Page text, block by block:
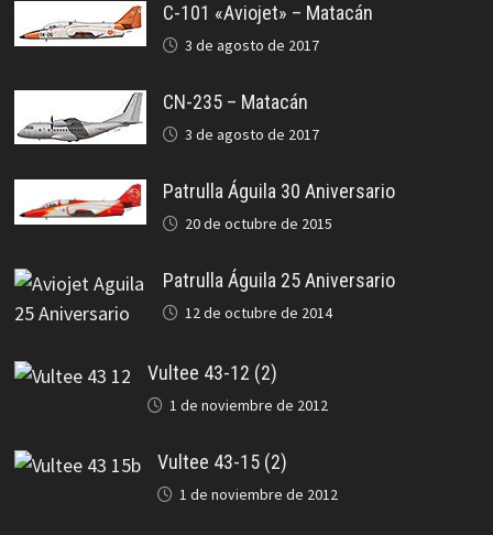
C-101 «Aviojet» – Matacán
3 de agosto de 2017
CN-235 – Matacán
3 de agosto de 2017
Patrulla Águila 30 Aniversario
20 de octubre de 2015
Patrulla Águila 25 Aniversario
12 de octubre de 2014
Vultee 43-12 (2)
1 de noviembre de 2012
Vultee 43-15 (2)
1 de noviembre de 2012